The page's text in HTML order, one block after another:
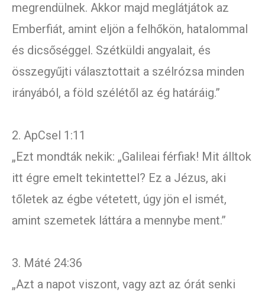
megrendülnek. Akkor majd meglátjátok az
Emberfiát, amint eljön a felhőkön, hatalommal
és dicsőséggel. Szétküldi angyalait, és
összegyűjti választottait a szélrózsa minden
irányából, a föld szélétől az ég határáig.”
2. ApCsel 1:11
„Ezt mondták nekik: „Galileai férfiak! Mit álltok
itt égre emelt tekintettel? Ez a Jézus, aki
tőletek az égbe vétetett, úgy jön el ismét,
amint szemetek láttára a mennybe ment.”
3. Máté 24:36
„Azt a napot viszont, vagy azt az órát senki